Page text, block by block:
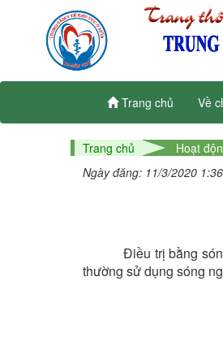
Trang chủ Về
Trang chủ
Hoạt
Ngày đăng: 11/3/2020
Điều trị bằng sóng
thường sử dụng sóng